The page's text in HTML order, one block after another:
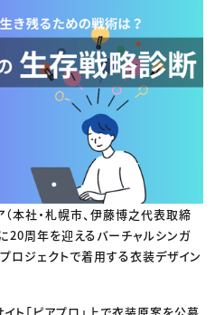
お知らせ
ル×つながる×メディア
（本社・札幌市、伊藤博之代表取締
20周年を迎えるバーチャルシンガ
ロジェクトで着用する衣装デザイン